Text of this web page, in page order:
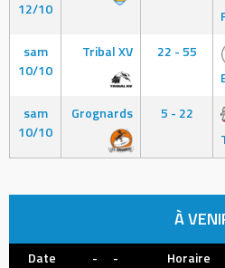
12/10
sam
10/10
Tribal XV 22 - 55
sam
10/10
Grognards 5 - 22
À
Date - - Horaire